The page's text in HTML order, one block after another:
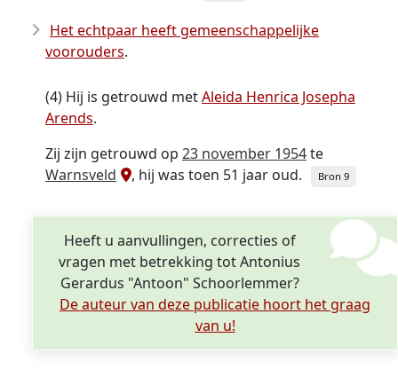
Het echtpaar heeft gemeenschappelijke
voorouders.
(4) Hij is getrouwd metAleida Henrica Josepha
Arends.
Zij zijn getrouwd op 23 november 1954te
Warnsveld
, hij was toen 51 jaar oud. Bron 9
Heeft u aanvullingen, correcties of
vragen met betrekking tot Antonius
Gerardus "Antoon" Schoorlemmer?
De auteur van deze publicatie hoort het graag
van u!